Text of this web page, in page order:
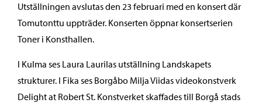
Utställningen avslutas den 23 februari med en konsert där
Tomutonttu uppträder. Konserten öppnar konsertserien
Toner i Konsthallen.
I Kulma ses Laura Laurilas utställning Landskapets
strukturer. I Fika ses Borgåbo Milja Viidas videokonstverk
Delight at Robert St. Konstverket skaffades till Borgå stads